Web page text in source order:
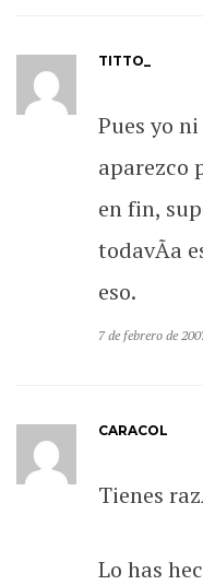
TITTO_
Pues yo
aparezco
en fin,
todavÃ­a
eso.
7 de febrero de
CARACOL
Tienes
Lo has